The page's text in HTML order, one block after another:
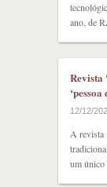
ano, de
Revista
12/12/
A revista
um